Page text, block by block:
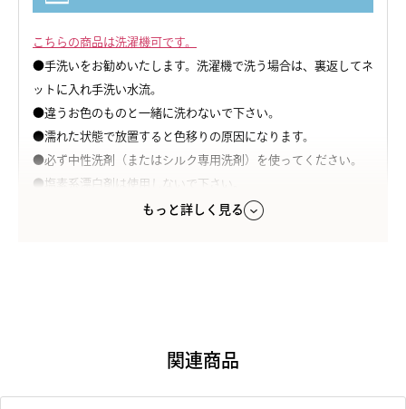
原産国
日本製
注意点
※天然繊維の性質上、お洗濯の際にどうしても縮みが起こる可
能性がございます。何卒ご了承下さいませ。また、大変デリケー
トな素材ですので、お取り扱いには十分ご配慮下さいますよう
こちらの商品は洗濯機可です。
●手洗いをお勧めいたします。洗濯機で洗う場合は、裏返してネ
ットに入れ手洗い水流。
●違うお色のものと一緒に洗わないで下さい。
●濡れた状態で放置すると色移りの原因になります。
●必ず中性洗剤（またはシルク専用洗剤）を使ってください。
●塩素系漂白剤は使用しないで下さい。
●タンブラー乾燥はお避けください。
もっと詳しく見る
関連商品